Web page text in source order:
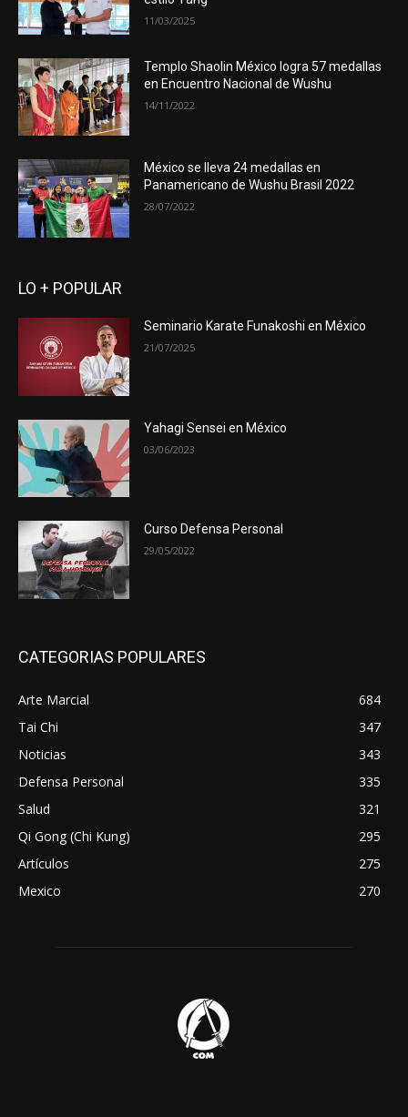
11/03/2025
Templo Shaolin México logra 57 medallas
en Encuentro Nacional de Wushu
14/11/2022
México se lleva 24 medallas en
Panamericano de Wushu Brasil 2022
28/07/2022
LO + POPULAR
Seminario Karate Funakoshi en México
21/07/2025
Yahagi Sensei en México
03/06/2023
Curso Defensa Personal
29/05/2022
CATEGORIAS POPULARES
Arte Marcial
684
Tai Chi
347
Noticias
343
Defensa Personal
335
Salud
321
Qi Gong (Chi Kung)
295
Artículos
275
Mexico
270